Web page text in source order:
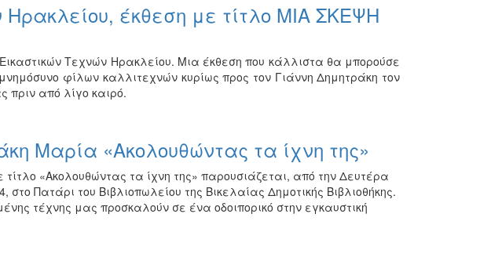
έκθεση με τίτλο ΜΙΑ ΣΚΕΨΗ
Τεχνών Ηρακλείου. Μια έκθεση που κάλλιστα θα μπορούσε
φίλων καλλιτεχνών κυρίως προς τον Γιάννη Δημητράκη τον
από λίγο καιρό.
Μαρία «Ακολουθώντας τα ίχνη της»
«Ακολουθώντας τα ίχνη της» παρουσιάζεται, από την Δευτέρα
Πατάρι του Βιβλιοπωλείου της Βικελαίας Δημοτικής Βιβλιοθήκης.
τέχνης μας προσκαλούν σε ένα οδοιπορικό στην εγκαυστική